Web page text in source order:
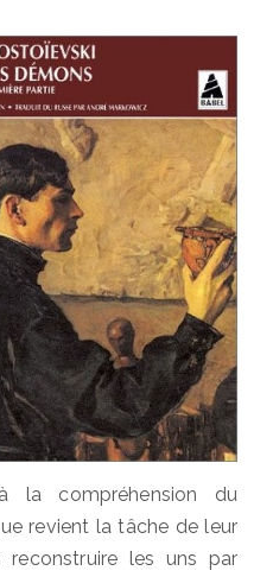
la compréhension du
revient la tâche de leur
les uns par